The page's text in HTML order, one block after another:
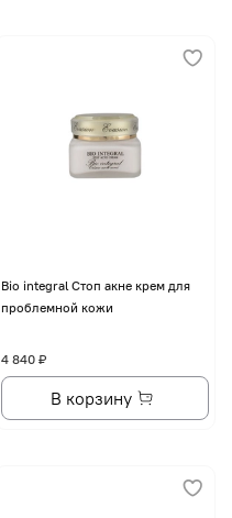
Bio integral Стоп акне крем для
проблемной кожи
4 840 ₽
В корзину